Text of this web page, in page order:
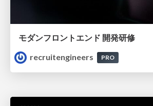
モダンフロントエンド 開発研修
recruitengineers
PRO